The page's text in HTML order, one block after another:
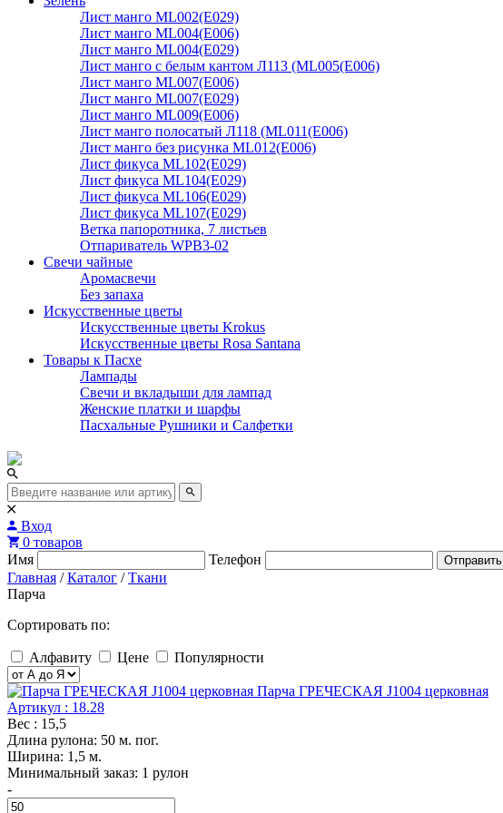
Лист манго ML002(E029)
Лист манго ML004(E006)
Лист манго ML004(E029)
Лист манго с белым кантом Л113 (ML005(E006)
Лист манго ML007(E006)
Лист манго ML007(E029)
Лист манго ML009(E006)
Лист манго полосатый Л118 (ML011(E006)
Лист манго без рисунка ML012(E006)
Лист фикуса ML102(E029)
Лист фикуса ML104(E029)
Лист фикуса ML106(E029)
Лист фикуса ML107(E029)
Ветка папоротника, 7 листьев
Отпариватель WPB3-02
Свечи чайные
Аромасвечи
Без запаха
Искусственные цветы
Искусственные цветы Krokus
Искусственные цветы Rosa Santana
Товары к Пасхе
Лампады
Свечи и вкладыши для лампад
Женские платки и шарфы
Пасхальные Рушники и Салфетки
Вход
0 товаров
Имя
Телефон Отправить
Главная / Каталог / Ткани
Парча
Сортировать по:
Алфавиту Цене Популярности
Парча ГРЕЧЕСКАЯ J1004 церковная
Артикул : 18.28
Вес : 15,5
Длина рулона: 50 м. пог.
Ширина: 1,5 м.
Минимальный заказ: 1 рулон
-